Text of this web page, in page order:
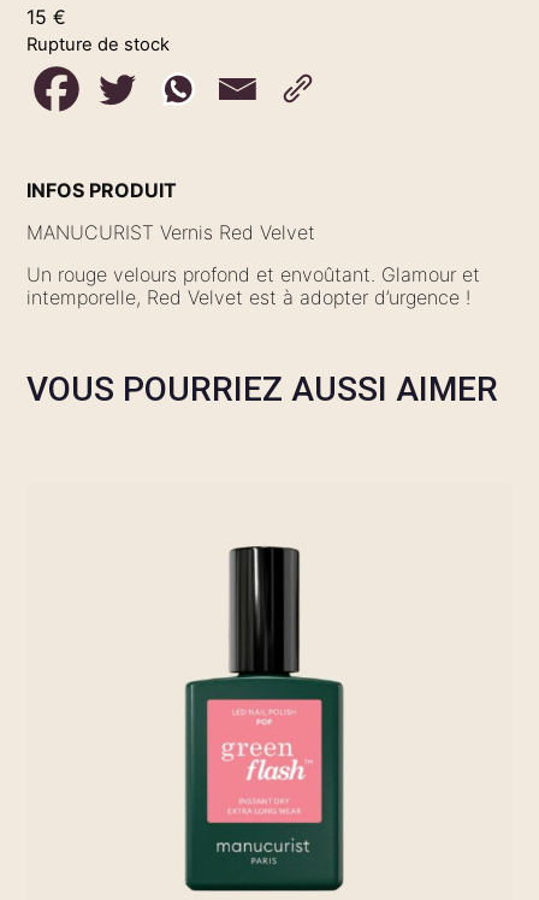
15€
Rupture de stock
INFOS PRODUIT
MANUCURIST Vernis Red Velvet
Un rouge velours profond et envoûtant. Glamour et
intemporelle, Red Velvet est à adopter d’urgence !
VOUS POURRIEZ AUSSI AIMER